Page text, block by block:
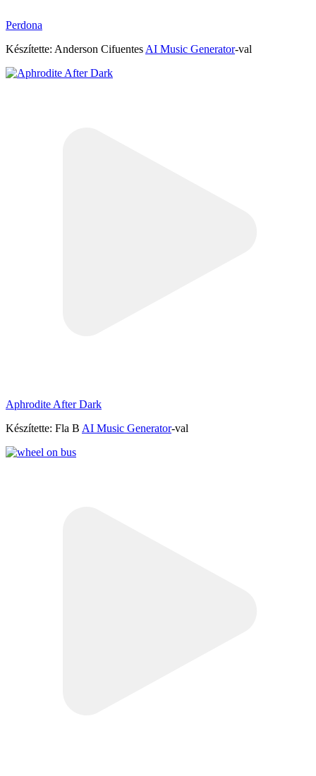
Perdona
Készítette: Anderson Cifuentes AI Music Generator-val
Aphrodite After Dark
Készítette: Fla B AI Music Generator-val